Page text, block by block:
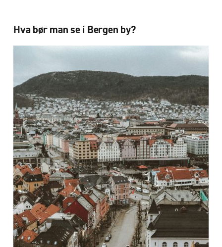
Hva bør man se i Bergen by?